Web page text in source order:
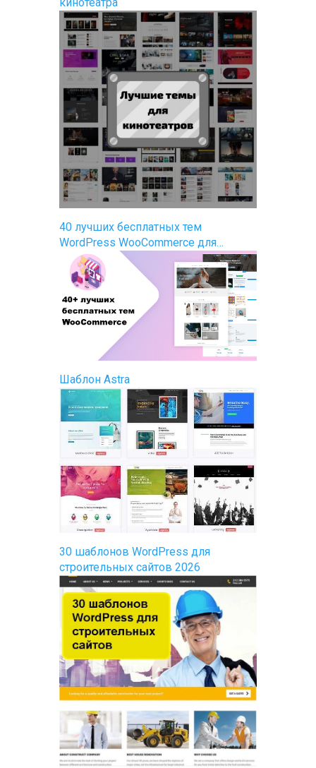
40 лучших бесплатных тем
WordPress WooCommerce для…
Шаблон Astra
30 шаблонов WordPress для
строительных сайтов 2026